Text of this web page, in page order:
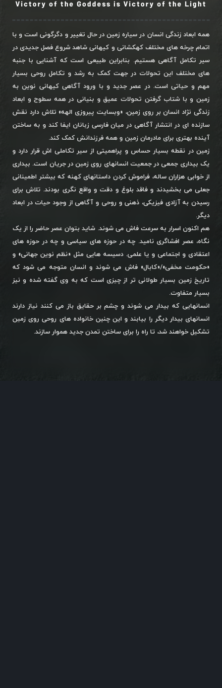
Victory of the Goddess is Victory of the Light
همه ابعاد زندگی انسان در سیاره زمین در حال تغییر و دگرگونی است و با
اتمام چرخه های مختلف کهکشانی و کیهانی شاهد شروع فصل جدیدی در
سیر تکامل آگاهی هستیم. بنابراین طبیعی است که آشنایی با جنبه
های مختلف این تحولات در جهت کمک به رشد و تکامل روحی بسیار
مهم و حیاتی است. در عصر جدید و با ورود آگاهی کیهانی نوین به
زمین و با شتاب گرفتن تحولات عمیق و بنیانی در همه سطوح و ابعاد
زندگی نژاد انسان بر روی زمین، «وبسایت پیروزی الهه» تلاش دارد نقش
سازنده ای در انتشار آگاهی در میان فارسی زبانان ایفا کند و به ساختن
آینده بهتری برای مادرمان زمین و همه فرزندانش کمک کند.
زمین در نقطه بسیار حساس و پراهمیتی از سیر تکاملی اش قرار دارد و
یک بیداری جمعی در جمعیت انسانهای روی زمین در جریان است. بیداری
از خوابی هزاران ساله، فراموش کردن داستانهای کهنه که بیشتر اطمینانی
جعلی می بخشیدند و فاقد بلوغ و دقت و واقع نگری بودند. تلاش برای
رسیدن به آزادی فیزیکی، ذهنی و روحی و آگاهی از وجود حیات در ابعاد
دیگر.
هم اکنون اسرار به سرعت فاش می شوند. شاید بتوان عصر حاضر را از یک
نگاه، عصر افشاگری نامید. چه در حوزه های سیاسی و چه در حوزه های
اعتقادی و اجتماعی و یا علمی. دسیسه هایی مثل «نظم نوین جهانی» و
«حکومت مخفی»/«کابال» فاش می شوند و انسان متوجه می شود که
تاریخ زمین بسیار طولانی تر از چیزی است که به وی گفته شده و نیز
بسیار متفاوت.
انسانهایی که بیدار می شوند و چشم بر حقایق باز می کنند نیاز دارند
انسانهای بیدار دیگر را بیابند و این چنین خانواده های روحی روی زمین
تشکیل خواهند شد، تا راه را برای ساختن تمدن جدید هموار سازند.